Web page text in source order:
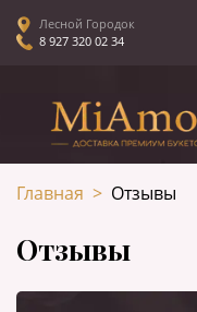
Лесной Городок
8 927 320 02 34
Главная > Отзывы
Отзывы